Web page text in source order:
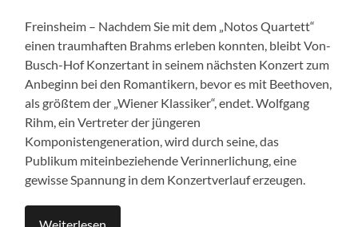
Freinsheim – Nachdem Sie mit dem „Notos Quartett“
einen traumhaften Brahms erleben konnten, bleibt Von-
Busch-Hof Konzertant in seinem nächsten Konzert zum
Anbeginn bei den Romantikern, bevor es mit Beethoven,
als größtem der „Wiener Klassiker“, endet. Wolfgang
Rihm, ein Vertreter der jüngeren
Komponistengeneration, wird durch seine, das
Publikum miteinbeziehende Verinnerlichung, eine
gewisse Spannung in dem Konzertverlauf erzeugen.